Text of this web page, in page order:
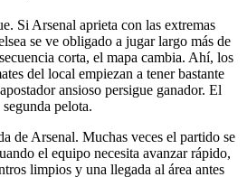
Si Arsenal aprieta con las extremas
se ve obligado a jugar largo más de
corta, el mapa cambia. Ahí, los
del local empiezan a tener bastante
ansioso persigue ganador. El
pelota.
de Arsenal. Muchas veces el partido se
el equipo necesita avanzar rápido,
limpios y una llegada al área antes